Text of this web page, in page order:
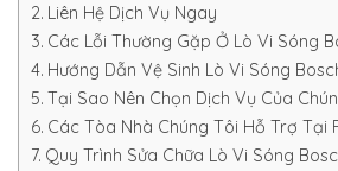
Liên Hệ Dịch Vụ Ngay
Các Lỗi Thường Gặp Ở Lò Vi Sóng
Hướng Dẫn Vệ Sinh Lò Vi Sóng
Tại Sao Nên Chọn Dịch Vụ Của
Các Tòa Nhà Chúng Tôi Hỗ Trợ Tại
Quy Trình Sửa Chữa Lò Vi Sóng